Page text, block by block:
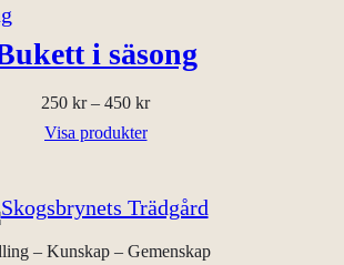
i
l
l
i säsong
250 kr – 450 krPrisintervall:
Visa produkter
– Kunskap – Gemenskap